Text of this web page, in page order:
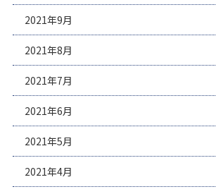
2021年9月
2021年8月
2021年7月
2021年6月
2021年5月
2021年4月